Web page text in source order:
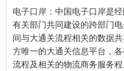
电子口岸：中国电子口岸是
有关部门共同建设的跨部门
间与大通关流程相关的数据
方唯一的大通关信息平台，
流程及相关的物流商务服务